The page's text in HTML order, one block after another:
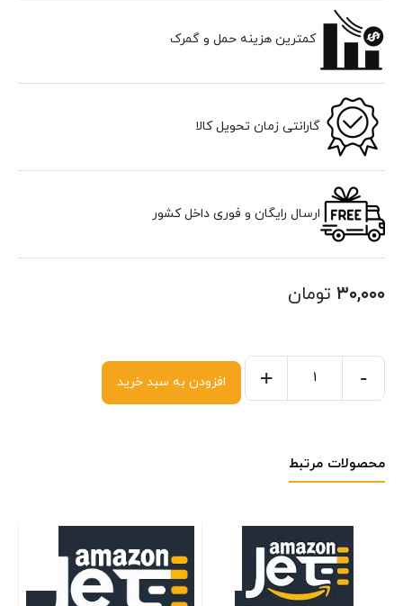
کمترین هزینه حمل و گمرک
گارانتی زمان تحویل کالا
ارسال رایگان و فوری داخل کشور
۳۰,۰۰۰ تومان
-
+ افزودن به سبد خرید
محصولات مرتبط